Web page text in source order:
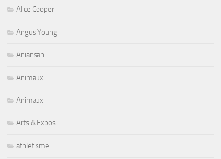
Alice Cooper
Angus Young
Aniansah
Animaux
Animaux
Arts & Expos
athletisme